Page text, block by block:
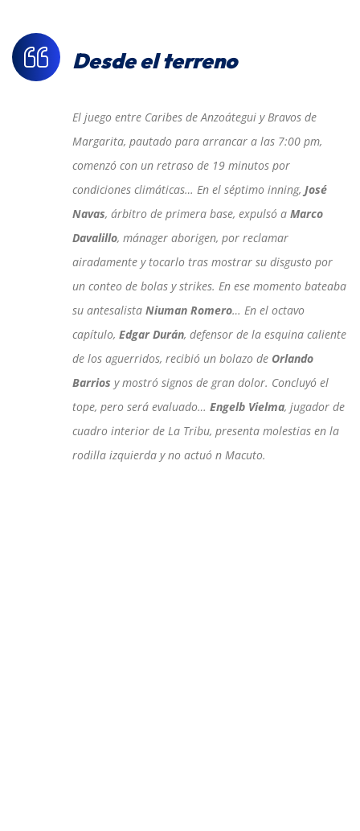
Desde el terreno
El juego entre Caribes de Anzoátegui y Bravos de
Margarita, pautado para arrancar a las 7:00 pm,
comenzó con un retraso de 19 minutos por
condiciones climáticas… En el séptimo inning, José
Navas, árbitro de primera base, expulsó a Marco
Davalillo, mánager aborigen, por reclamar
airadamente y tocarlo tras mostrar su disgusto por
un conteo de bolas y strikes. En ese momento bateaba
su antesalista Niuman Romero… En el octavo
capítulo, Edgar Durán, defensor de la esquina caliente
de los aguerridos, recibió un bolazo de Orlando
Barrios y mostró signos de gran dolor. Concluyó el
tope, pero será evaluado… Engelb Vielma, jugador de
cuadro interior de La Tribu, presenta molestias en la
rodilla izquierda y no actuó n Macuto.